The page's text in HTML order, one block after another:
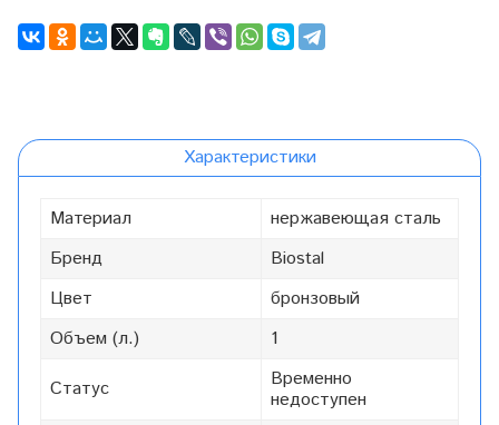
Характеристики
Материал
нержавеющая сталь
Бренд
Biostal
Цвет
бронзовый
Объем (л.)
1
Статус
Временно
недоступен